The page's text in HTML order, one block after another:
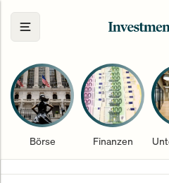
Börse Finanzen